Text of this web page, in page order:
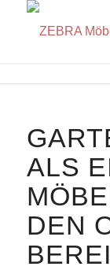
ALS
DEN